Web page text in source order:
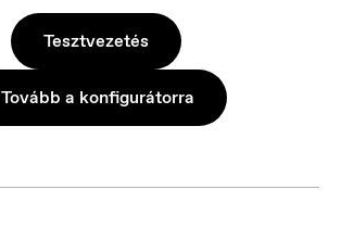
Tesztvezetés
Tovább a konfigurátorra